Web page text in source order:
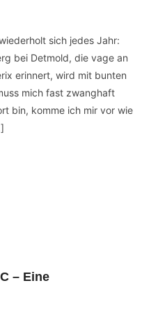
sich jedes Jahr:
bei Detmold, die vage an
erinnert, wird mit bunten
mich fast zwanghaft
bin, komme ich mir vor wie
– Eine